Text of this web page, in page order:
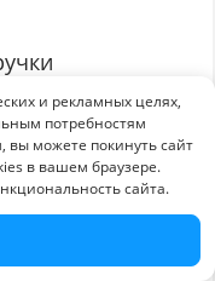
Stones
Limited
и рекламных целях,
потребностям
вы можете покинуть сайт
в вашем браузере.
сайта.